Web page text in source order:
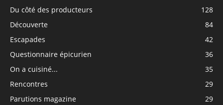
Du côté des producteurs
128
Découverte
84
Escapades
42
Questionnaire épicurien
36
On a cuisiné...
35
Rencontres
29
Parutions magazine
29